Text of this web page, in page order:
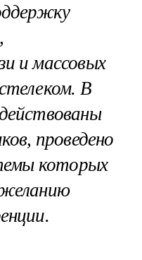
и массовых
В
проведено
которых